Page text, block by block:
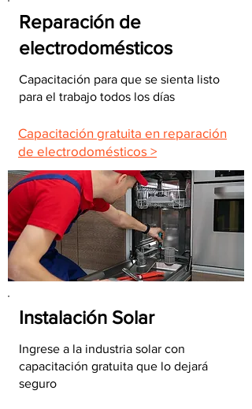
Reparación de
electrodomésticos
Capacitación para que se sienta listo
para el trabajo todos los días
Capacitación gratuita en reparación
de electrodomésticos >
Instalación Solar
Ingrese a la industria solar con
capacitación gratuita que lo dejará
seguro